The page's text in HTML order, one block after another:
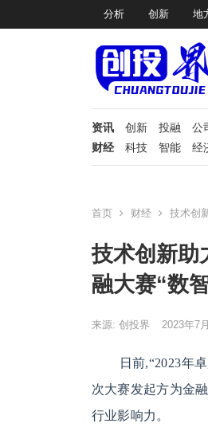
分析 创新 地
资讯 创新 投融
公
财经
科技 智能 经
首页 财经 技术创
技术创新助
融大赛“数
来源: 创投界 2023年7
日前,“2023年
次大赛发起方为金
行业影响力。